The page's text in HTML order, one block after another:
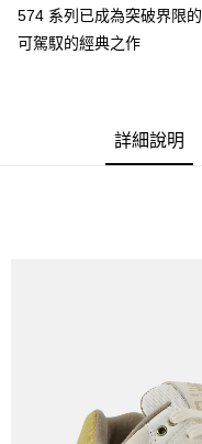
574 系列已成為突破界限
可駕馭的經典之作
詳細說明